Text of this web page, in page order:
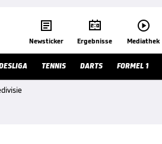

Newsticker

Ergebnisse

Mediathek
TENNIS DARTS FORMEL 1